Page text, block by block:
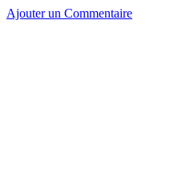
Ajouter un Commentaire